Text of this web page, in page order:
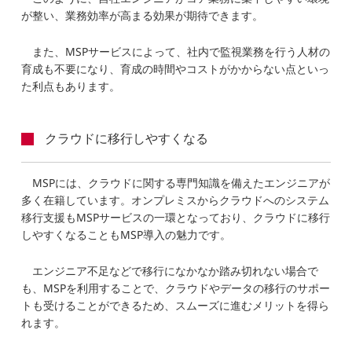
が整い、業務効率が高まる効果が期待できます。
また、MSPサービスによって、社内で監視業務を行う人材の
育成も不要になり、育成の時間やコストがかからない点といっ
た利点もあります。
クラウドに移行しやすくなる
MSPには、クラウドに関する専門知識を備えたエンジニアが
多く在籍しています。オンプレミスからクラウドへのシステム
移行支援もMSPサービスの一環となっており、クラウドに移行
しやすくなることもMSP導入の魅力です。
エンジニア不足などで移行になかなか踏み切れない場合で
も、MSPを利用することで、クラウドやデータの移行のサポー
トも受けることができるため、スムーズに進むメリットを得ら
れます。